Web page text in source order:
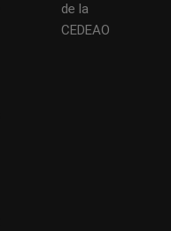
de la
CEDEAO